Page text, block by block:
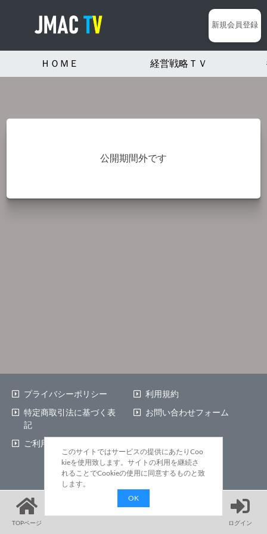
新規会員登録
ＨＯＭＥ 経営戦略ＴＶ
TOPページ ログイン
公開期間外です
このサイトではサービスの提供にあたりCoo
kieを使用致します。サイトの利用を継続さ
れることでCookieの使用に同意するものと致
します。
OK
プライバシーポリシー 利用規約
特定商取引法に基づく表
記
お問い合わせフォーム
ご利用ガイド
©JMA Consultants Inc.